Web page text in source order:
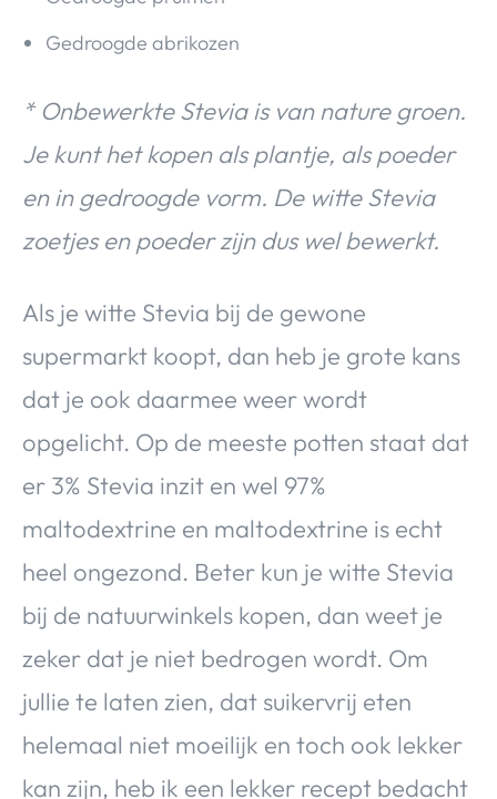
Gedroogde abrikozen
* Onbewerkte Stevia is van nature groen.
Je kunt het kopen als plantje, als poeder
en in gedroogde vorm. De witte Stevia
zoetjes en poeder zijn dus wel bewerkt.
Als je witte Stevia bij de gewone
supermarkt koopt, dan heb je grote kans
dat je ook daarmee weer wordt
opgelicht. Op de meeste potten staat dat
er 3% Stevia inzit en wel 97%
maltodextrine en maltodextrine is echt
heel ongezond. Beter kun je witte Stevia
bij de natuurwinkels kopen, dan weet je
zeker dat je niet bedrogen wordt. Om
jullie te laten zien, dat suikervrij eten
helemaal niet moeilijk en toch ook lekker
kan zijn, heb ik een lekker recept bedacht